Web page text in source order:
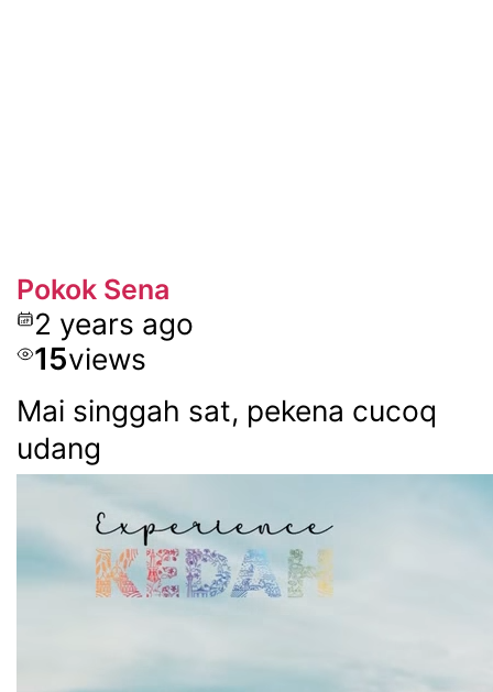
Pokok Sena
2 years ago
15views
Mai singgah sat, pekena cucoq
udang